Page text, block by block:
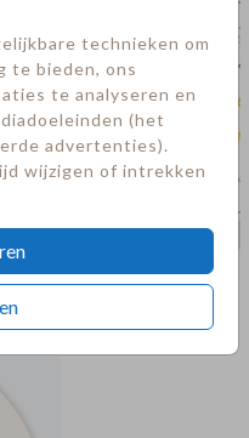
technieken om
te bieden, ons
te analyseren en
(het
advertenties).
wijzigen of intrekken